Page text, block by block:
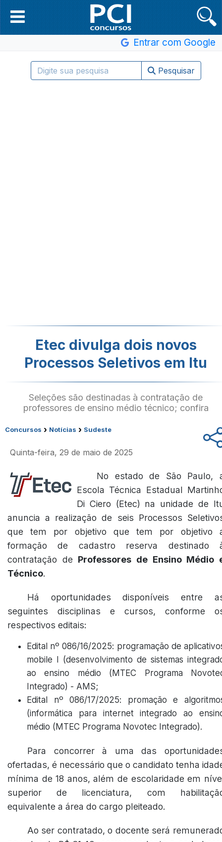
Entrar com Google
Pesquisar
Etec divulga dois novos
Processos Seletivos em Itu
Seleções são destinadas à contratação de
professores de ensino médio técnico; confira
Concursos › Notícias › Sudeste
Quinta-feira, 29 de maio de 2025
No estado de São Paulo,
Escola Técnica Estadual
Di Ciero (Etec) na unidade de
anuncia a realização de seis Processos
que tem por objetivo que tem por objetivo
formação de cadastro reserva destinado
contratação de Professores de Ensino Médio
Técnico.
Há oportunidades disponíveis entre
seguintes disciplinas e cursos, conforme
respectivos editais:
Edital nº 086/16/2025: programação de
mobile I (desenvolvimento de sistemas
ao ensino médio (MTEC Programa
Integrado) - AMS;
Edital nº 086/17/2025: promação e
(informática para internet integrado ao
médio (MTEC Programa Novotec Integrado).
Para concorrer à uma das
ofertadas, é necessário que o candidato tenha
mínima de 18 anos, além de escolaridade em
superior de licenciatura, com
equivalente a área do cargo pleiteado.
Ao ser contratado, o docente será